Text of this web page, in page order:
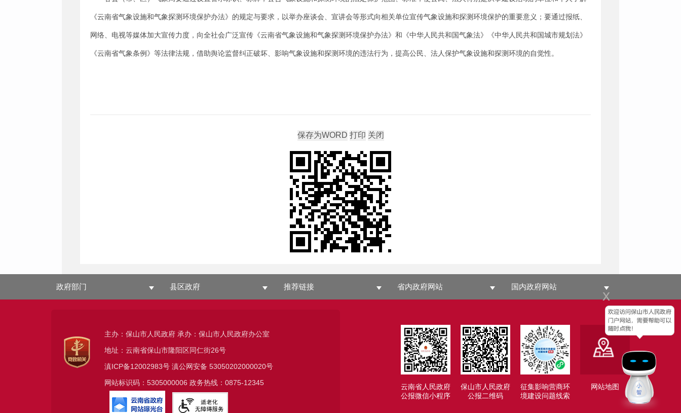
x
《云南省气象设施和气象探测环境保护办法》的规定与要求，以举办座谈会、宣讲会等形式向相关单位宣传气象设施和探测环境保护的重要意义；要通过报纸、
网络、电视等媒体加大宣传力度，向全社会广泛宣传《云南省气象设施和气象探测环境保护办法》和《中华人民共和国气象法》《中华人民共和国城市规划法》
《云南省气象条例》等法律法规，借助舆论监督纠正破坏、影响气象设施和探测环境的违法行为，提高公民、法人保护气象设施和探测环境的自觉性。
政府部门 县区政府 推荐链接 省内政府网站 国内政府网站
云南省人民政府
公报微信小程序
保山市人民政府
公报二维码
征集影响营商环
境建设问题线索
网站地图
主办：保山市人民政府 承办：保山市人民政府办公室
地址：云南省保山市隆阳区同仁街26号
滇ICP备12002983号滇公网安备 53050202000020号
网站标识码：5305000006 政务热线：0875-12345